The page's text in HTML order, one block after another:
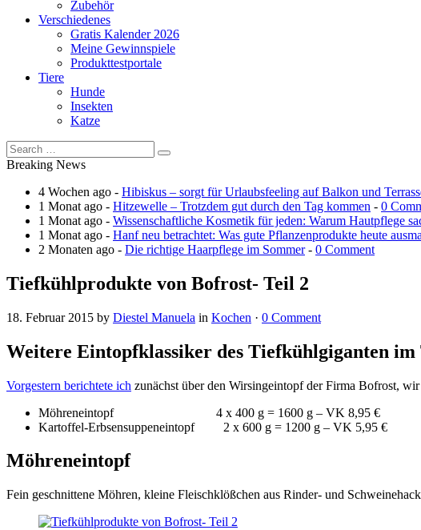
Zubehör
Verschiedenes
Gratis Kalender 2026
Meine Gewinnspiele
Produkttestportale
Tiere
Hunde
Insekten
Katze
Breaking News
4 Wochen ago - Hibiskus – sorgt für Urlaubsfeeling auf Balkon und
1 Monat ago - Hitzewelle – Trotzdem gut durch den Tag kommen - 0
1 Monat ago - Wissenschaftliche Kosmetik für jeden: Warum Hautpflege
1 Monat ago - Hanf neu betrachtet: Was gute Pflanzenprodukte heute
2 Monaten ago - Die richtige Haarpflege im Sommer- 0 Comment
Tiefkühlprodukte von Bofrost- Teil 2
18. Februar 2015 by Diestel Manuela in Kochen · 0 Comment
Weitere Eintopfklassiker des Tiefkühlgiganten im
Vorgestern berichtete ich zunächst über den Wirsingeintopf der Firma Bofrost,
Möhreneintopf 4 x 400 g = 1600 g – VK 8,95 €
Kartoffel-Erbsensuppeneintopf 2 x 600 g = 1200 g – VK 5,95 €
Möhreneintopf
Fein geschnittene Möhren, kleine Fleischklößchen aus Rinder- und